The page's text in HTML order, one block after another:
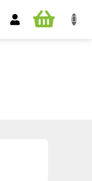
NÁKUPNÍ